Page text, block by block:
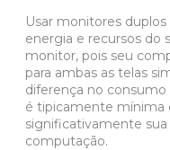
Usar monitores
energia e recursos do
monitor, pois seu
para ambas as telas
diferença no
é tipicamente mínima
significativamente
computação.